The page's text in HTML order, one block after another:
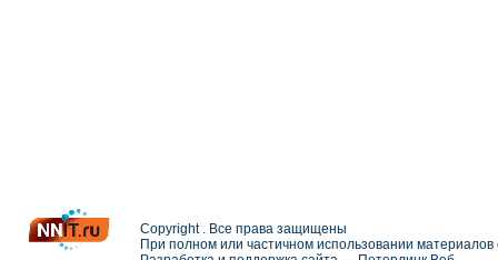
Copyright . Все права защищены
При полном или частичном использовании